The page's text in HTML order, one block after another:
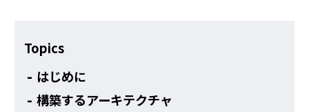
Topics
はじめに
構築するアーキテクチャ